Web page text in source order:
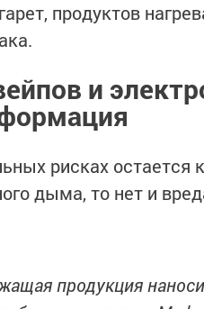
продуктов
и
рисках остается
дыма, то нет и
продукция